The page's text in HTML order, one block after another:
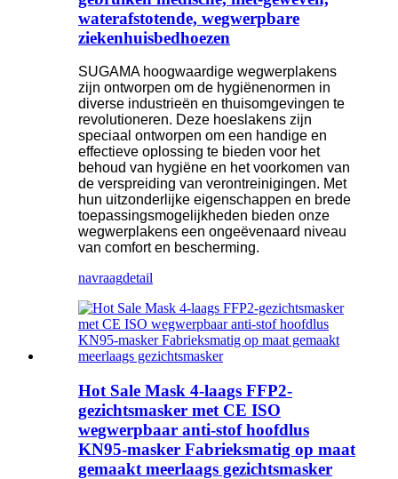
waterafstotende, wegwerpbare
ziekenhuisbedhoezen
SUGAMA hoogwaardige wegwerplakens
zijn ontworpen om de hygiënenormen in
diverse industrieën en thuisomgevingen te
revolutioneren. Deze hoeslakens zijn
speciaal ontworpen om een handige en
effectieve oplossing te bieden voor het
behoud van hygiëne en het voorkomen van
de verspreiding van verontreinigingen. Met
hun uitzonderlijke eigenschappen en brede
toepassingsmogelijkheden bieden onze
wegwerplakens een ongeëvenaard niveau
van comfort en bescherming.
navraagdetail
Hot Sale Mask 4-laags FFP2-
gezichtsmasker met CE ISO
wegwerpbaar anti-stof hoofdlus
KN95-masker Fabrieksmatig op maat
gemaakt meerlaags gezichtsmasker